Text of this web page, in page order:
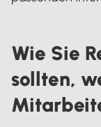
Wie Sie
sollten,